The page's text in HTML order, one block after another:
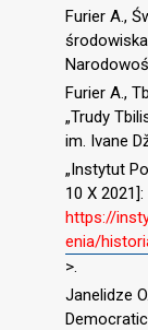
Furier A.,
Furier A.,
„Trudy
im. Ivane
„Instytut
10 X 2021]:
https://
enia/
>.
Janelidze